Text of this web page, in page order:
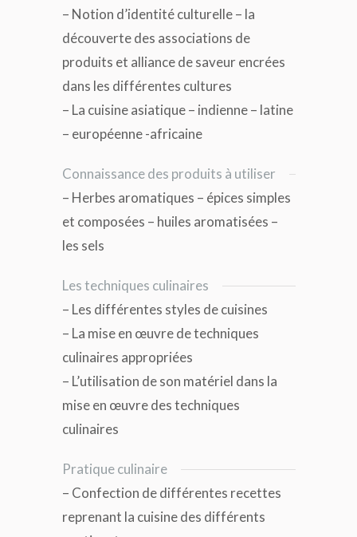
– Notion d’identité culturelle – la
découverte des associations de
produits et alliance de saveur encrées
dans les différentes cultures
– La cuisine asiatique – indienne – latine
– européenne -africaine
Connaissance des produits à utiliser
– Herbes aromatiques – épices simples
et composées – huiles aromatisées –
les sels
Les techniques culinaires
– Les différentes styles de cuisines
– La mise en œuvre de techniques
culinaires appropriées
– L’utilisation de son matériel dans la
mise en œuvre des techniques
culinaires
Pratique culinaire
– Confection de différentes recettes
reprenant la cuisine des différents